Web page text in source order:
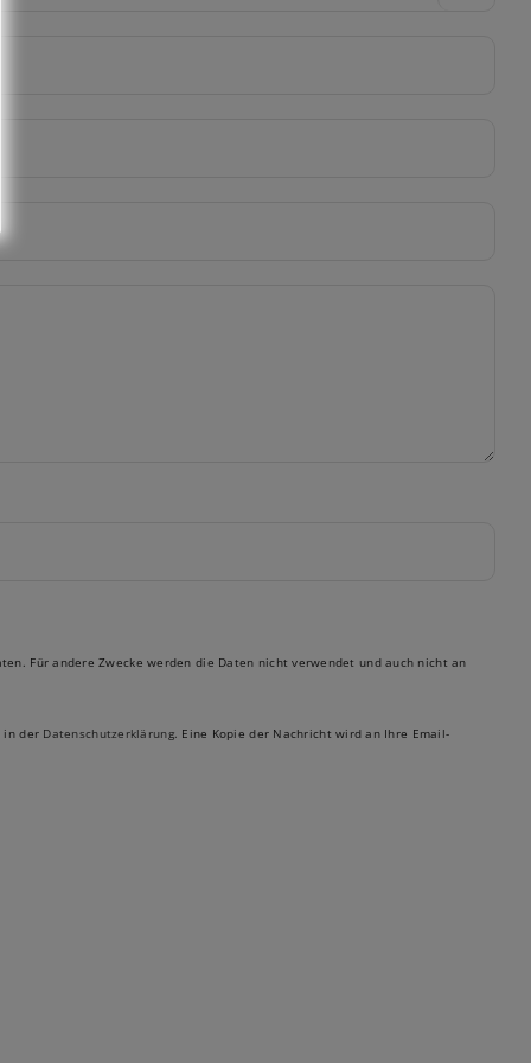
Für andere Zwecke werden die Daten nicht verwendet und auch nicht an
in der Datenschutzerklärung. Eine Kopie der Nachricht wird an Ihre Email-